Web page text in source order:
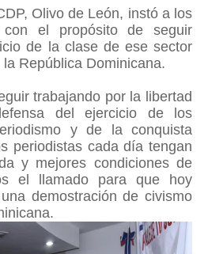
Olivo de León, instó a los
el propósito de seguir
de la clase de ese sector
República Dominicana.
trabajando por la libertad
del ejercicio de los
y de la conquista
periodistas cada día tengan
y mejores condiciones de
el llamado para que hoy
demostración de civismo